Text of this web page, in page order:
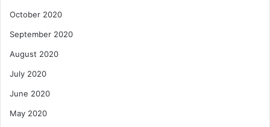
October 2020
September 2020
August 2020
July 2020
June 2020
May 2020